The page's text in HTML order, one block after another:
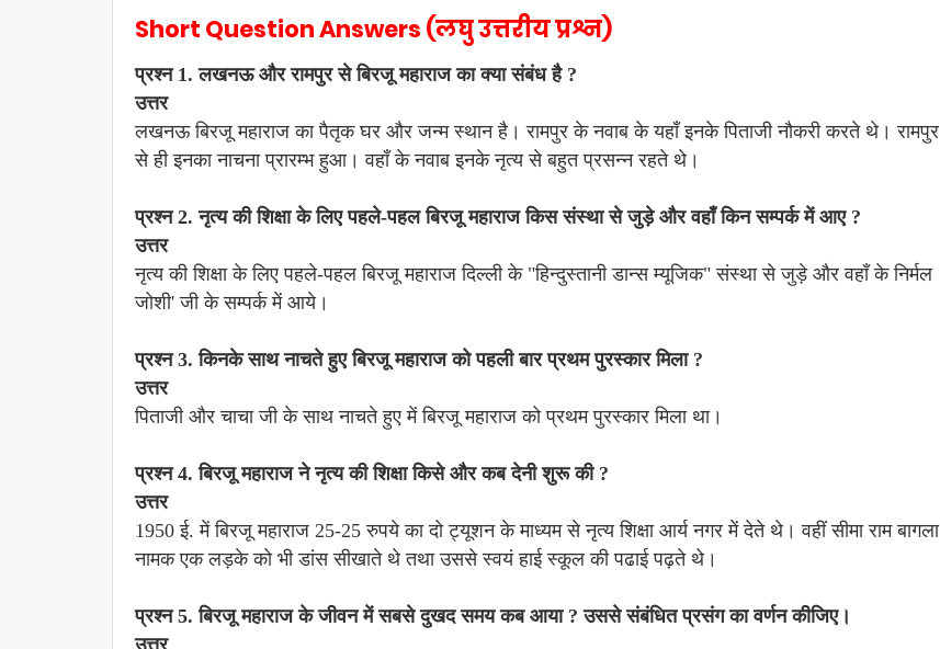
Short Question Answers (लघु उत्तरीय प्रश्न)
प्रश्न 1. लखनऊ और रामपुर से बिरजू महाराज का क्या संबंध है ?
उत्तर
लखनऊ बिरजू महाराज का पैतृक घर और जन्म स्थान है। रामपुर के नवाब के यहाँ इनके पिताजी नौकरी करते थे। रामपुर
से ही इनका नाचना प्रारम्भ हुआ। वहाँ के नवाब इनके नृत्य से बहुत प्रसन्न रहते थे।
प्रश्न 2. नृत्य की शिक्षा के लिए पहले-पहल बिरजू महाराज किस संस्था से जुड़े और वहाँ किन सम्पर्क में आए ?
उत्तर
नृत्य की शिक्षा के लिए पहले-पहल बिरजू महाराज दिल्ली के "हिन्दुस्तानी डान्स म्यूजिक" संस्था से जुड़े और वहाँ के निर्मल
जोशी' जी के सम्पर्क में आये।
प्रश्न 3. किनके साथ नाचते हुए बिरजू महाराज को पहली बार प्रथम पुरस्कार मिला ?
उत्तर
पिताजी और चाचा जी के साथ नाचते हुए में बिरजू महाराज को प्रथम पुरस्कार मिला था।
प्रश्न 4. बिरजू महाराज ने नृत्य की शिक्षा किसे और कब देनी शुरू की ?
उत्तर
1950 ई. में बिरजू महाराज 25-25 रुपये का दो ट्यूशन के माध्यम से नृत्य शिक्षा आर्य नगर में देते थे। वहीं सीमा राम बागला
नामक एक लड़के को भी डांस सीखाते थे तथा उससे स्वयं हाई स्कूल की पढाई पढ़ते थे।
प्रश्न 5. बिरजू महाराज के जीवन में सबसे दुखद समय कब आया ? उससे संबंधित प्रसंग का वर्णन कीजिए।
उत्तर